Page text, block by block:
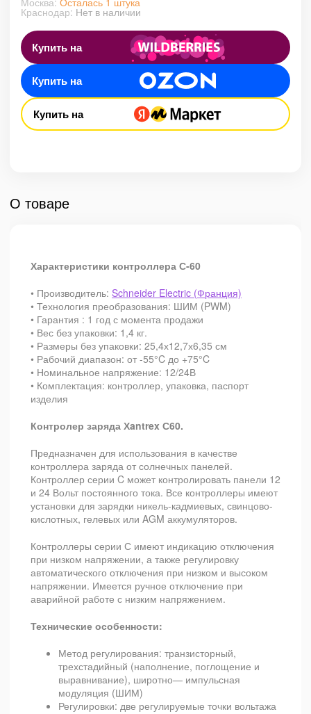
Краснодар: Нет в наличии
Купить на
Купить на
Купить на
О товаре
Характеристики контроллера С-60
• Производитель: Schneider Electric (Франция)
• Технология преобразования: ШИМ (PWM)
• Гарантия : 1 год с момента продажи
• Вес без упаковки: 1,4 кг.
• Размеры без упаковки: 25,4х12,7х6,35 см
• Рабочий диапазон: от -55°C до +75°C
• Номинальное напряжение: 12/24В
• Комплектация: контроллер, упаковка, паспорт
изделия
Контролер заряда Хantrex С60.
Предназначен для использования в качестве
контроллера заряда от солнечных панелей.
Контроллер серии C может контролировать панели 12
и 24 Вольт постоянного тока. Все контроллеры имеют
установки для зарядки никель-кадмиевых, свинцово-
кислотных, гелевых или AGM аккумуляторов.
Контроллеры серии С имеют индикацию отключения
при низком напряжении, а также регулировку
автоматического отключения при низком и высоком
напряжении. Имеется ручное отключение при
аварийной работе с низким напряжением.
Технические особенности:
Метод регулирования: транзисторный,
трехстадийный (наполнение, поглощение и
выравнивание), широтно— импульсная
модуляция (ШИМ)
Регулировки: две регулируемые точки вольтажа